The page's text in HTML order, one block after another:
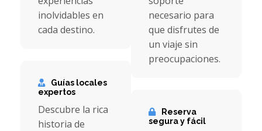
inolvidables en
cada destino.
Guías locales
expertos
Descubre la rica
historia de
necesario para
que disfrutes de
un viaje sin
preocupaciones.
Reserva
segura y fácil